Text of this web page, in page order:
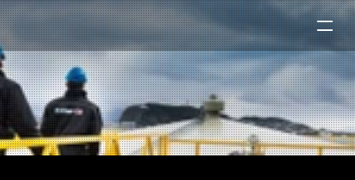
Marine
Auto & Industri
Bensinstasjoner